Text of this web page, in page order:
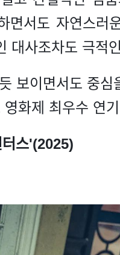
면서도 자연스러
대사조차도 극적
보이면서도 중심
화제 최우수 연
스'(2025)